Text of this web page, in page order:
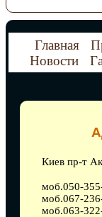
Главная
Новости
Киев пр-т
моб.050-
моб.067-
моб.063-